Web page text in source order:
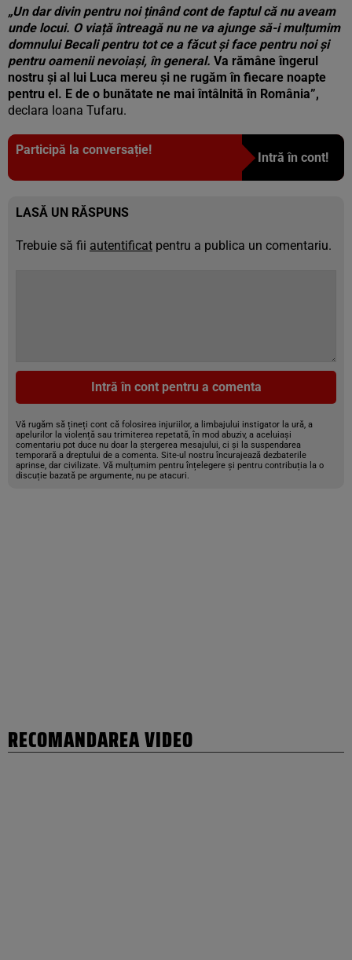
„Un dar divin pentru noi ținând cont de faptul că nu aveam
unde locui. O viață întreagă nu ne va ajunge să-i mulțumim
domnului Becali pentru tot ce a făcut și face pentru noi și
pentru oamenii nevoiași, în general. Va rămâne îngerul
nostru și al lui Luca mereu și ne rugăm în fiecare noapte
pentru el. E de o bunătate ne mai întâlnită în România”,
declara Ioana Tufaru.
Participă la conversație!
Intră în cont!
LASĂ UN RĂSPUNS
Trebuie să fii autentificat pentru a publica un comentariu.
Intră în cont pentru a comenta
Vă rugăm să țineți cont că folosirea injuriilor, a limbajului instigator la ură, a
apelurilor la violență sau trimiterea repetată, în mod abuziv, a aceluiași
comentariu pot duce nu doar la ștergerea mesajului, ci și la suspendarea
temporară a dreptului de a comenta. Site-ul nostru încurajează dezbaterile
aprinse, dar civilizate. Vă mulțumim pentru înțelegere și pentru contribuția la o
discuție bazată pe argumente, nu pe atacuri.
RECOMANDAREA VIDEO